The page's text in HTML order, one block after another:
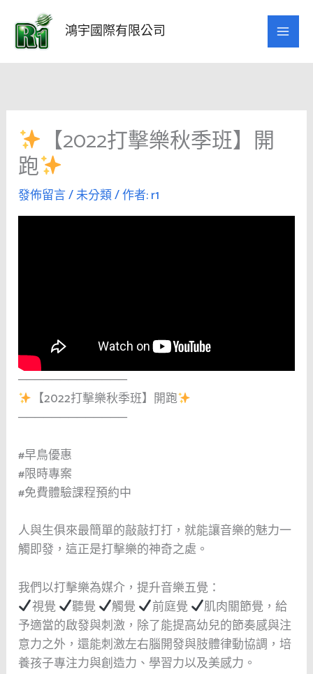
要
鴻宇國際有限公司
【2022打擊樂秋季班】開
跑
發佈留言/未分類/ 作者:r1
─────────────
【2022打擊樂秋季班】開跑
─────────────
#早鳥優惠
#限時專案
#免費體驗課程預約中
人與生俱來最簡單的敲敲打打，就能讓音樂的魅力一
觸即發，這正是打擊樂的神奇之處。
我們以打擊樂為媒介，提升音樂五覺：
視覺
聽覺 觸覺 前庭覺
肌肉關節覺，給
予適當的啟發與刺激，除了能提高幼兒的節奏感與注
意力之外，還能刺激左右腦開發與肢體律動協調，培
養孩子專注力與創造力、學習力以及美感力。